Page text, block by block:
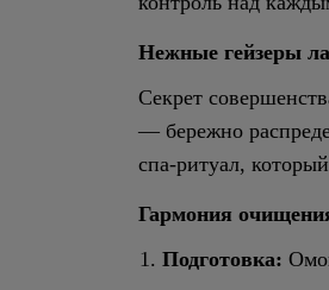
Нежные гейзеры
Секрет
— бережно
спа-ритуал,
Гармония
Подготовка: